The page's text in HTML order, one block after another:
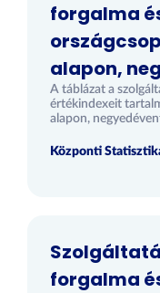
forgalma
alapon,
A táblázat a
értékindexeit
alapon,
Központi
forgalma